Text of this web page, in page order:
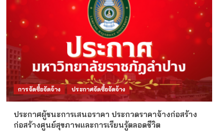
การจัดซื้อจัดจ้าง ประกาศจัดซื้อจัดจ้าง
ประกาศผู้ชนะการเสนอราคา ประกวดราคาจ้างก่อสร้าง
ก่อสร้างศูนย์สุขภาพและการเรียนรู้ตลอดชีวิต